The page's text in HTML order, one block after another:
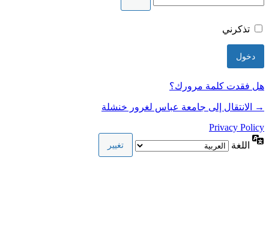
تذكرني
هل فقدت كلمة مرورك؟
→ الانتقال إلى جامعة عباس لغرور خنشلة
Privacy Policy
اللغة